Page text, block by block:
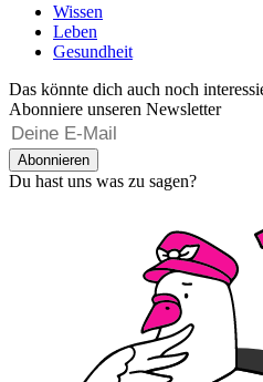
Wissen
Leben
Gesundheit
Das könnte dich auch noch
Abonniere unseren Newsletter
Abonnieren
Du hast uns was zu sagen?